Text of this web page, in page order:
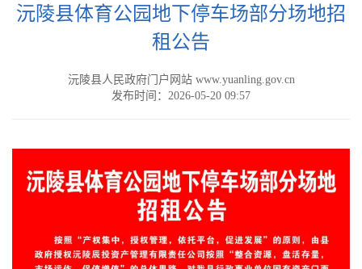
沅陵县体育公园地下停车场部分场地招
租公告
沅陵县人民政府门户网站 www.yuanling.gov.cn
发布时间：2026-05-20 09:57